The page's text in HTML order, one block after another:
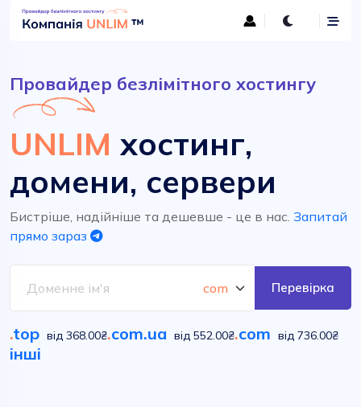
Провайдер безлімітного хостингу
UNLIM хостинг,
домени, сервери
Бистріше, надійніше та дешевше - це в нас. Запитай
прямо зараз
Перевірка
.top від 368.00₴.com.ua від 552.00₴.com від 736.00₴
інші